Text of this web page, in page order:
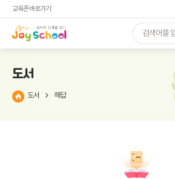
교육존 바로가기
도서
도서 해답